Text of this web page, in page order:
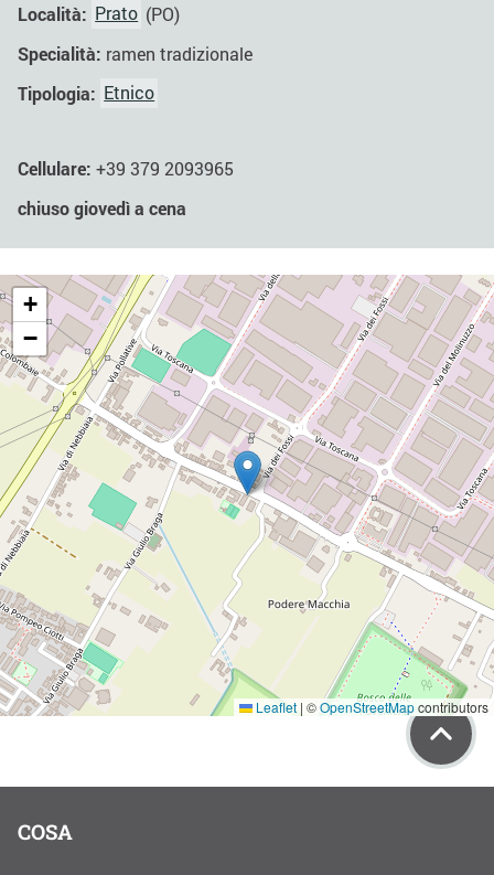
Località: Prato (PO)
Specialità: ramen tradizionale
Tipologia: Etnico
Cellulare: +39 379 2093965
chiuso giovedì a cena
+
−
Leaflet | ©OpenStreetMapcontributors
COSA